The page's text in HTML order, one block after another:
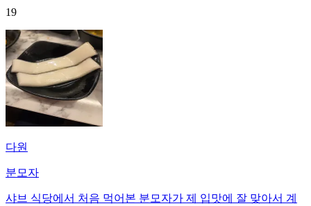
19
다원
분모자
샤브 식당에서 처음 먹어본 분모자가 제 입맛에 잘 맞아서 계